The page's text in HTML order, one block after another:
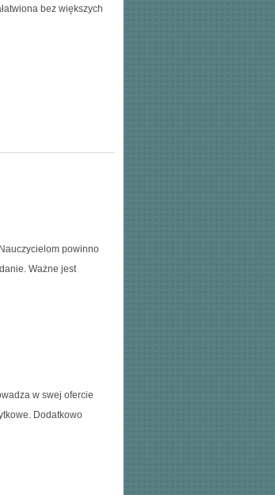
bez większych
powinno
Ważne jest
w swej ofercie
Dodatkowo